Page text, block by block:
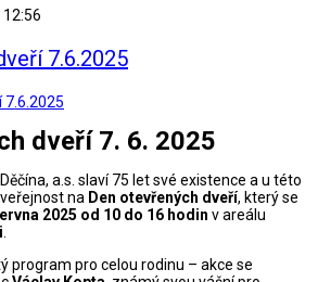
7.6.2025
dveří 7. 6. 2025
a.s. slaví 75 let své existence a u této
na Den otevřených dveří, který se
2025 od 10 do 16 hodin v areálu
program pro celou rodinu – akce se